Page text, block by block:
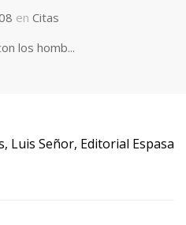
en Citas
los homb...
Luis Señor, Editorial Espasa